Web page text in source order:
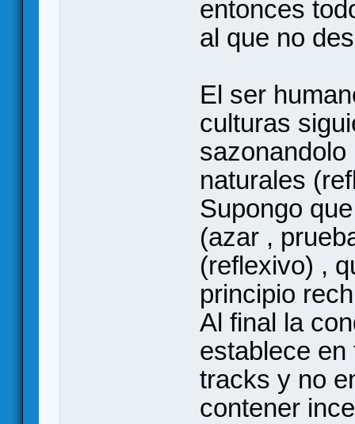
entonces
al que no
El ser
culturas
naturales
Supongo
(azar ,
(reflexivo) ,
principio
Al final la
establece
tracks y no
contener